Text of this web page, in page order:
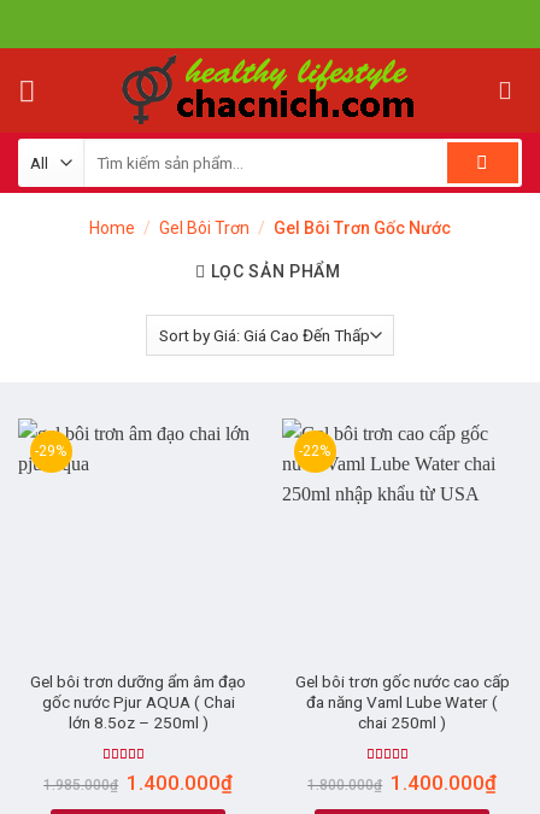
to
Home / Gel Bôi Trơn / Gel Bôi Trơn Gốc Nước
LỌC SẢN PHẨM
-29%
Gel bôi trơn dưỡng ẩm âm đạo
gốc nước Pjur AQUA ( Chai
lớn 8.5oz – 250ml )
Rated
5.00
out of 5
1.985.000₫ 1.400.000₫
-22%
Gel bôi trơn gốc nước cao cấp
đa năng Vaml Lube Water (
chai 250ml )
Rated
5.00
out of 5
1.800.000₫ 1.400.000₫